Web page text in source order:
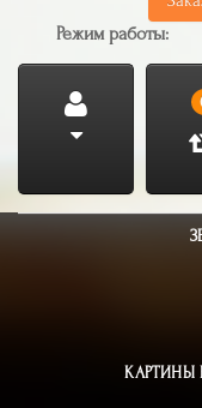
Режим работы:
КАРТИНЫ